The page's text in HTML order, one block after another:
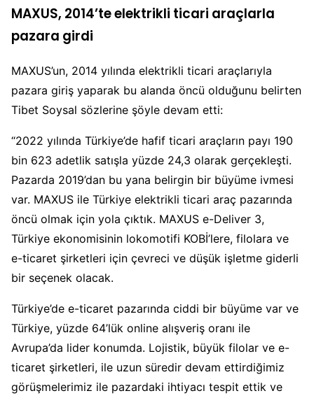
MAXUS, 2014’te elektrikli ticari araçlarla
pazara girdi
MAXUS’un, 2014 yılında elektrikli ticari araçlarıyla
pazara giriş yaparak bu alanda öncü olduğunu belirten
Tibet Soysal sözlerine şöyle devam etti:
“2022 yılında Türkiye’de hafif ticari araçların payı 190
bin 623 adetlik satışla yüzde 24,3 olarak gerçekleşti.
Pazarda 2019’dan bu yana belirgin bir büyüme ivmesi
var. MAXUS ile Türkiye elektrikli ticari araç pazarında
öncü olmak için yola çıktık. MAXUS e-Deliver 3,
Türkiye ekonomisinin lokomotifi KOBİ’lere, filolara ve
e-ticaret şirketleri için çevreci ve düşük işletme giderli
bir seçenek olacak.
Türkiye’de e-ticaret pazarında ciddi bir büyüme var ve
Türkiye, yüzde 64’lük online alışveriş oranı ile
Avrupa’da lider konumda. Lojistik, büyük filolar ve e-
ticaret şirketleri, ile uzun süredir devam ettirdiğimiz
görüşmelerimiz ile pazardaki ihtiyacı tespit ettik ve